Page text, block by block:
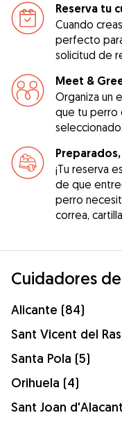
Reserva tu
Cuando
perfecto
solicitud de
Meet &
Organiza un
que tu perro
seleccionado.
Preparados,
¡Tu reserva
de que
perro
correa,
Cuidadores
Alicante (84)
Sant Vicent del
Santa Pola (5)
Orihuela (4)
Sant Joan